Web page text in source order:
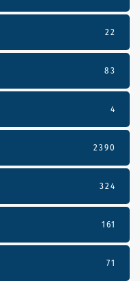
22
83
4
2390
324
161
71